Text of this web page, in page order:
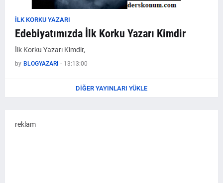
İLK KORKU YAZARI
Edebiyatımızda İlk Korku Yazarı Kimdir
İlk Korku Yazarı Kimdir,
by BLOGYAZARI - 13:13:00
DIĞER YAYINLARI YÜKLE
reklam